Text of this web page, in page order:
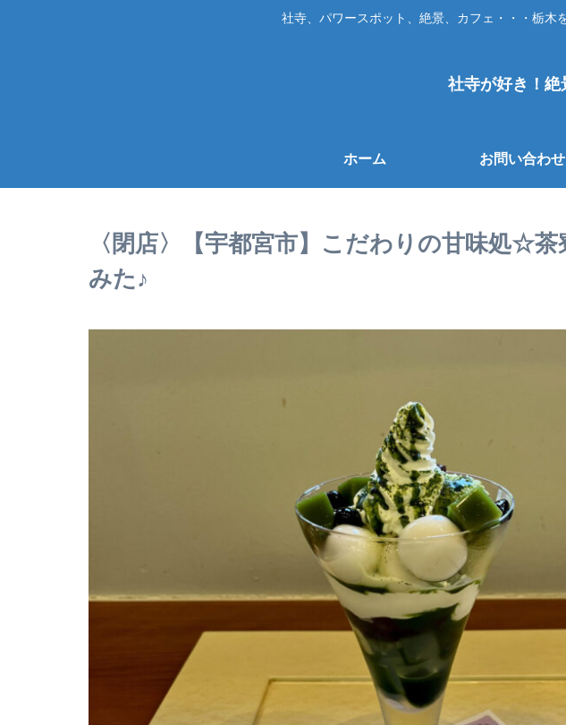
社寺、パワースポット、絶景、カフェ・・・栃木
社寺が好き！絶
ホーム お問い合わせ
〈閉店〉【宇都宮市】こだわりの甘味処☆
みた♪